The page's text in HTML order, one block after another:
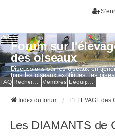
Forum sur
des oiseaux
Discussions sur les oiseaux en
tous les oiseaux exotiques, les
Questions, photos, expériences.
FAQ Membres
Index du forum
Les DIAMANTS de